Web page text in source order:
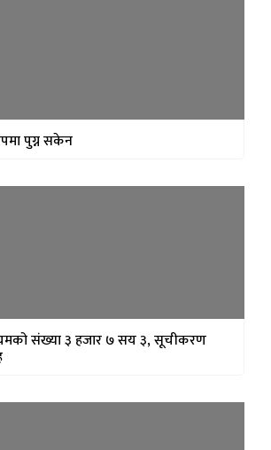
पुग्न सकेन
संख्या ३ हजार ७ सय ३, सूचीकरण